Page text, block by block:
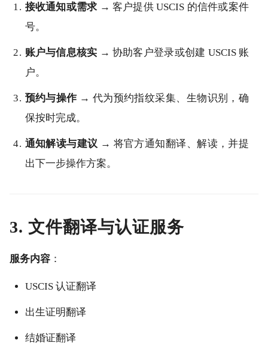
接收通知或需求 → 客户提供 USCIS 的信件或案件
号。
账户与信息核实 → 协助客户登录或创建 USCIS 账
户。
预约与操作→ 代为预约指纹采集、生物识别，确
保按时完成。
通知解读与建议 → 将官方通知翻译、解读，并提
出下一步操作方案。
3. 文件翻译与认证服务
服务内容 ：
USCIS 认证翻译
出生证明翻译
结婚证翻译